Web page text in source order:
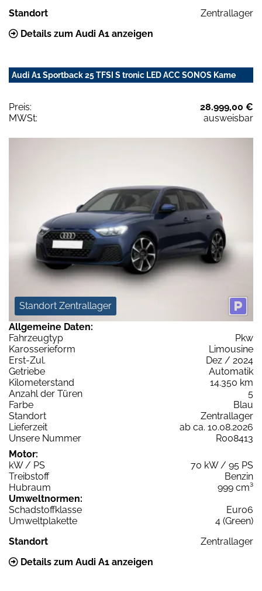
Standort
Zentrallager
Details zum Audi A1 anzeigen
Audi A1 Sportback 25 TFSI S tronic LED ACC SONOS Kame
Preis:
28.999,00 €
MWSt:
ausweisbar
Standort Zentrallager
Allgemeine Daten:
Fahrzeugtyp
Pkw
Karosserieform
Limousine
Erst-Zul.
Dez / 2024
Getriebe
Automatik
Kilometerstand
14.350 km
Anzahl der Türen
5
Farbe
Blau
Standort
Zentrallager
Lieferzeit
ab ca. 10.08.2026
Unsere Nummer
R008413
Motor:
kW / PS
70 kW / 95 PS
Treibstoff
Benzin
Hubraum
999 cm³
Umweltnormen:
Schadstoffklasse
Euro6
Umweltplakette
4 (Green)
Standort
Zentrallager
Details zum Audi A1 anzeigen